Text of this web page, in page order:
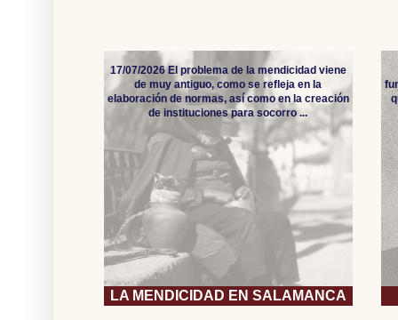
LA MENDICIDAD EN SALAMANCA
17/07/2026 El problema de la mendicidad viene
de muy antiguo, como se refleja en la
elaboración de normas, así como en la creación
de instituciones para socorro ...